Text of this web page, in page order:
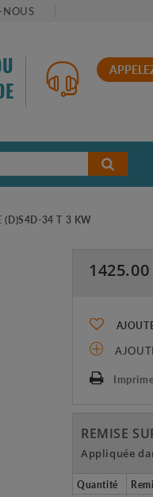
(D)S4D-34 T 3 KW
1425.00
REMISE
Appliquée
Quantité